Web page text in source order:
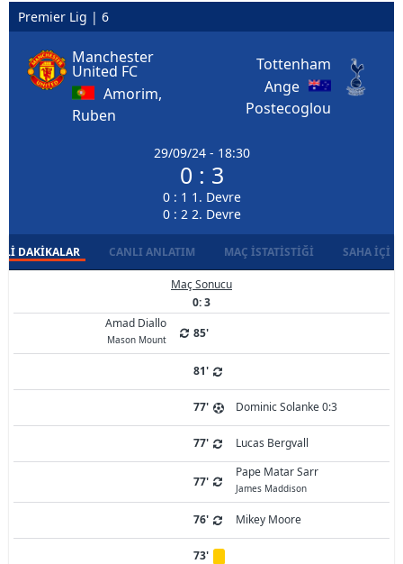
Premier Lig | 6
Manchester
United FC
Amorim,
Ruben
29/09/24 - 18:30
0 : 3
0 : 1 1. Devre
0 : 2 2. Devre
Tottenham
Ange
Postecoglou
DAKIKALAR CANLI ANLATIM MAÇ İSTATISTIĞI SAHA İÇI
Maç Sonucu
0: 3
Amad Diallo
Mason Mount 85'
81'
77' Dominic Solanke 0:3
77' Lucas Bergvall
77'
Pape Matar Sarr
James Maddison
76' Mikey Moore
73'